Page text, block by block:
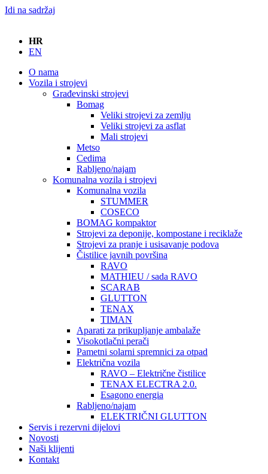
Idi na sadržaj
HR
EN
O nama
Vozila i strojevi
Građevinski strojevi
Bomag
Veliki strojevi za zemlju
Veliki strojevi za asflat
Mali strojevi
Metso
Cedima
Rabljeno/najam
Komunalna vozila i strojevi
Komunalna vozila
STUMMER
COSECO
BOMAG kompaktor
Strojevi za deponije, kompostane i reciklaže
Strojevi za pranje i usisavanje podova
Čistilice javnih površina
RAVO
MATHIEU / sada RAVO
SCARAB
GLUTTON
TENAX
TIMAN
Aparati za prikupljanje ambalaže
Visokotlačni perači
Pametni solarni spremnici za otpad
Električna vozila
RAVO – Električne čistilice
TENAX ELECTRA 2.0.
Esagono energia
Rabljeno/najam
ELEKTRIČNI GLUTTON
Servis i rezervni dijelovi
Novosti
Naši klijenti
Kontakt